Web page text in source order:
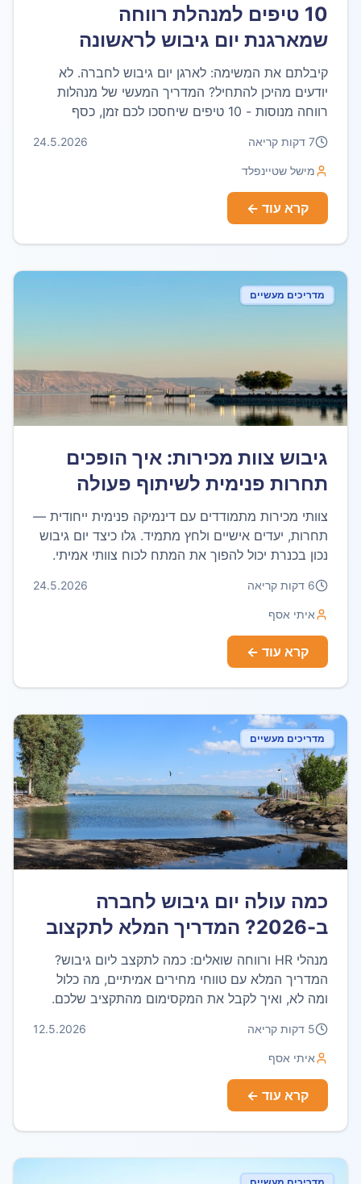
10 טיפים למנהלת רווחה
שמארגנת יום גיבוש לראשונה
קיבלתם את המשימה: לארגן יום גיבוש לחברה. לא
יודעים מהיכן להתחיל? המדריך המעשי של מנהלות
רווחה מנוסות - 10 טיפים שיחסכו לכם זמן, כסף
7 דקות קריאה 24.5.2026
מישל שטיינפלד
קרא עוד ←
מדריכים מעשיים
גיבוש צוות מכירות: איך הופכים
תחרות פנימית לשיתוף פעולה
אמיתי
צוותי מכירות מתמודדים עם דינמיקה פנימית ייחודית —
תחרות, יעדים אישיים ולחץ מתמיד. גלו כיצד יום גיבוש
נכון בכנרת יכול להפוך את המתח לכוח צוותי אמיתי.
6 דקות קריאה 24.5.2026
איתי אסף
קרא עוד ←
מדריכים מעשיים
כמה עולה יום גיבוש לחברה
ב-2026? המדריך המלא לתקצוב
מנהלי HR ורווחה שואלים: כמה לתקצב ליום גיבוש?
המדריך המלא עם טווחי מחירים אמיתיים, מה כלול
ומה לא, ואיך לקבל את המקסימום מהתקציב שלכם.
5 דקות קריאה 12.5.2026
איתי אסף
קרא עוד ←